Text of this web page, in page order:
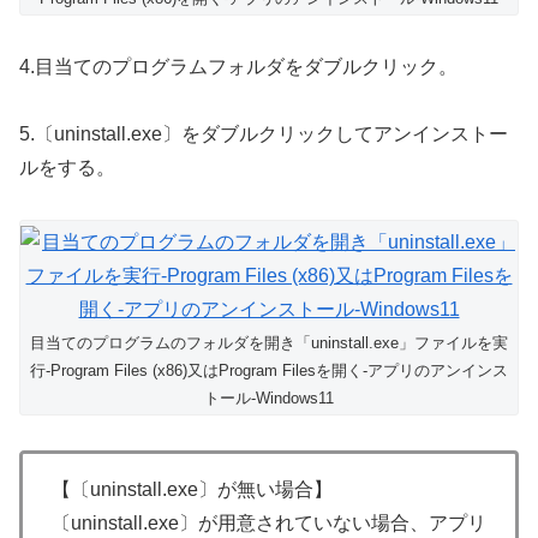
4.目当てのプログラムフォルダをダブルクリック。
5.〔uninstall.exe〕をダブルクリックしてアンインストー
ルをする。
目当てのプログラムのフォルダを開き「uninstall.exe」ファイルを実
行-Program Files (x86)又はProgram Filesを開く-アプリのアンインス
トール-Windows11
【〔uninstall.exe〕が無い場合】
〔uninstall.exe〕が用意されていない場合、アプリ